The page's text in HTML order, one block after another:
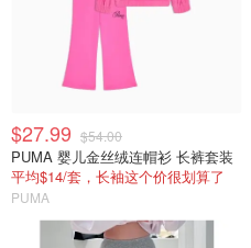
$27.99 $54.00
PUMA 婴儿金丝绒连帽衫 长裤套装
平均$14/套，长袖这个价很划算了
PUMA